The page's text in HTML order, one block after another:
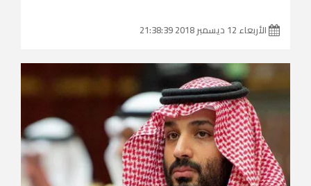
الأربعاء 12 ديسمبر 2018 21:38:39